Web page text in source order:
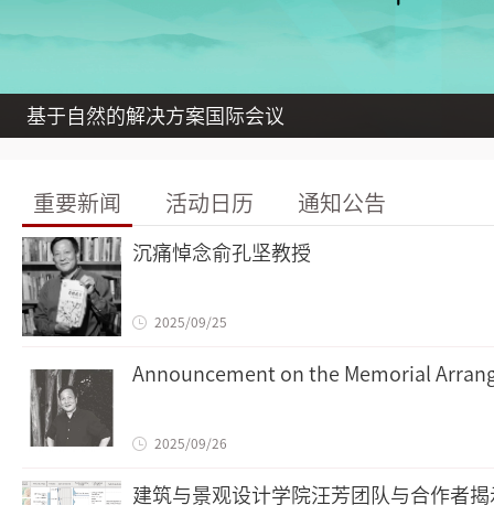
基于自然的解决方案国际会议
俞孔坚教授获2023年奥伯兰德奖
无障碍包容性环境治理与文化建设论坛
俞孔坚教授荣获2020年杰弗里·杰里科爵
建筑与景观设计学院师生赴新疆阿克苏
重要新闻 活动日历 通知公告
沉痛悼念俞孔坚教授
2025/09/25
Announcement on the Memorial
2025/09/26
建筑与景观设计学院汪芳团队与合作者